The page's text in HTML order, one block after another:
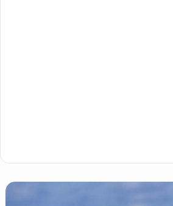
Çocuklu